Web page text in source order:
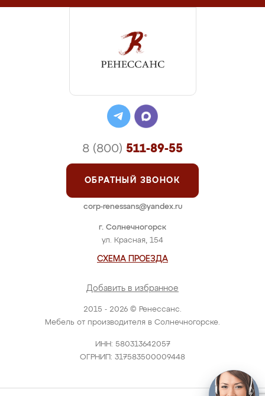
2015 - 2026 © Ренессанс.
Мебель от производителя в Солнечногорске.
ИНН: 580313642057
ОГРНИП: 317583500009448
г. Солнечногорск
ул. Красная, 154
СХЕМА ПРОЕЗДА
Добавить в избранное
8 (800) 511-89-55
ОБРАТНЫЙ ЗВОНОК
corp-renessans@yandex.ru